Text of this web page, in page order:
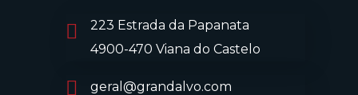
223 Estrada da Papanata
4900-470 Viana do Castelo
geral@grandalvo.com